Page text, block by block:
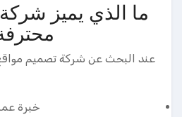
ما الذي يميز
عند البحث عن شركة تصميم
خبرة